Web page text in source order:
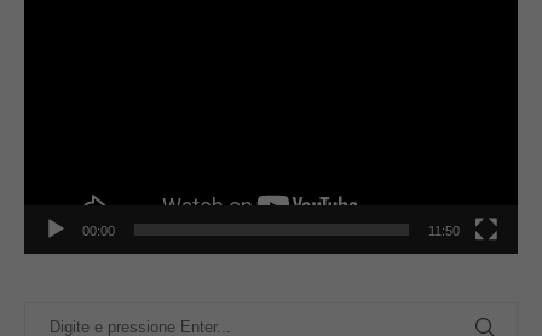
00:00 11:50